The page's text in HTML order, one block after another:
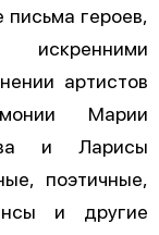
героев,
искренними
артистов
Марии
и Ларисы
поэтичные,
и другие